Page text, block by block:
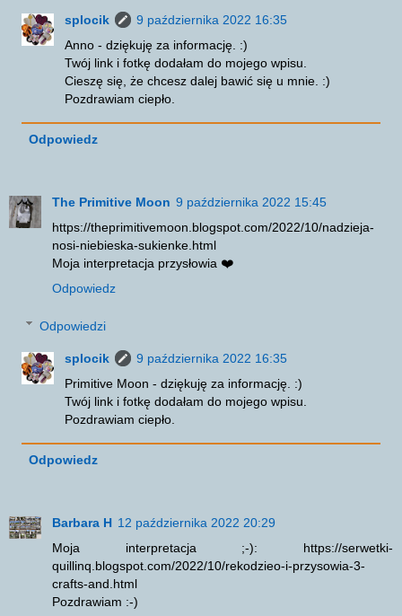
splocik
9 października 2022 16:35
Anno - dziękuję za informację. :)
Twój link i fotkę dodałam do mojego wpisu.
Cieszę się, że chcesz dalej bawić się u mnie. :)
Pozdrawiam ciepło.
Odpowiedz
The Primitive Moon 9 października 2022 15:45
https://theprimitivemoon.blogspot.com/2022/10/nadzieja-
nosi-niebieska-sukienke.html
Moja interpretacja przysłowia ❤️
Odpowiedz
Odpowiedzi
splocik
9 października 2022 16:35
Primitive Moon - dziękuję za informację. :)
Twój link i fotkę dodałam do mojego wpisu.
Pozdrawiam ciepło.
Odpowiedz
Barbara H 12 października 2022 20:29
Moja interpretacja ;-): https://serwetki-
quillinq.blogspot.com/2022/10/rekodzieo-i-przysowia-3-
crafts-and.html
Pozdrawiam :-)